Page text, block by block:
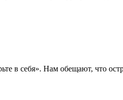
в себя». Нам обещают, что